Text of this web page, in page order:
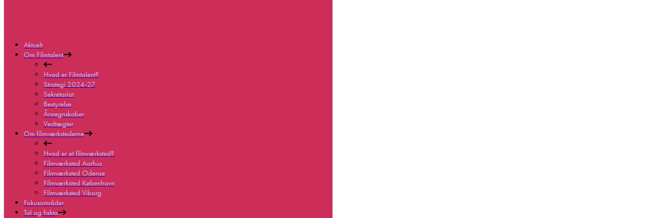
Aktuelt
Om Filmtalent
Hvad er Filmtalent?
Strategi 2024-27
Sekretariat
Bestyrelse
Årsregnskaber
Vedtægter
Om filmværkstederne
Hvad er et filmværksted?
Filmværksted Aarhus
Filmværksted Odense
Filmværksted København
Filmværksted Viborg
Fokusområder
Tal og fakta